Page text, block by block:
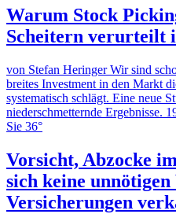
Warum Stock
Scheitern verurteilt
von Stefan Heringer Wir sind
breites Investment in den Markt
systematisch schlägt. Eine neue
niederschmetternde Ergebnisse.
Sie 36°
Vorsicht, Abzocke
sich keine
Versicherungen